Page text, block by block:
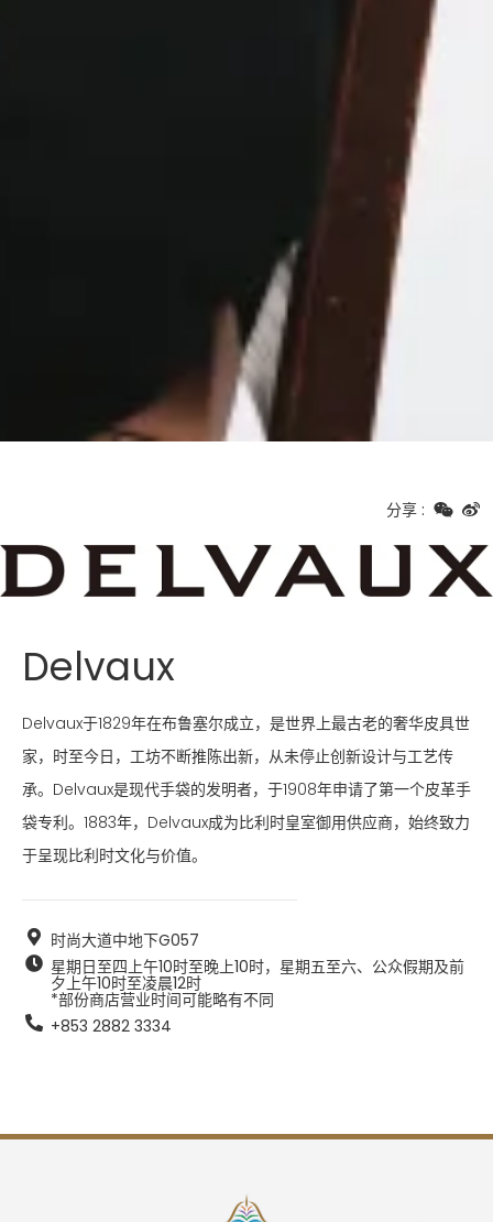
分享:
Delvaux
Delvaux于1829年在布鲁塞尔成立，是世界上最古老的奢华皮具世
家，时至今日，工坊不断推陈出新，从未停止创新设计与工艺传
承。Delvaux是现代手袋的发明者，于1908年申请了第一个皮革手
袋专利。1883年，Delvaux成为比利时皇室御用供应商，始终致力
于呈现比利时文化与价值。
时尚大道中地下G057
星期日至四上午10时至晚上10时，星期五至六、公众假期及前
夕上午10时至凌晨12时
*部份商店营业时间可能略有不同
+853 2882 3334